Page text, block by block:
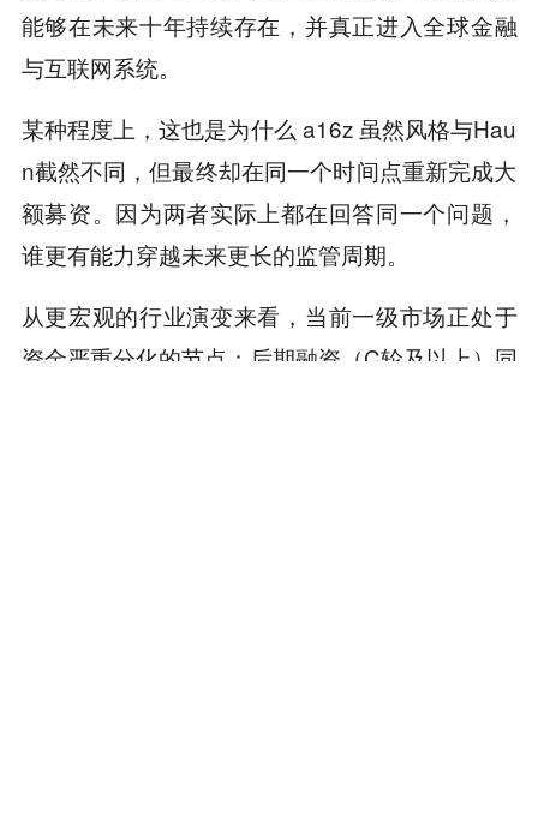
能够在未来十年持续存在，并真正进入全球金融
与互联网系统。
某种程度上，这也是为什么 a16z 虽然风格与Hau
n截然不同，但最终却在同一个时间点重新完成大
额募资。因为两者实际上都在回答同一个问题，
谁更有能力穿越未来更长的监管周期。
从更宏观的行业演变来看，当前一级市场正处于
资金严重分化的节点：后期融资（C轮及以上）同